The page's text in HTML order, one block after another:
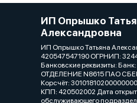
ИП Опрышко
Александровна
ИП Опрышко Татьяна
420547547190 ОГРНИП:
Банковские реквизиты:
ОТДЕЛЕНИЕ N8615 ПАО
Корсчёт:
КПП: 420502002 Дата
обслуживающего